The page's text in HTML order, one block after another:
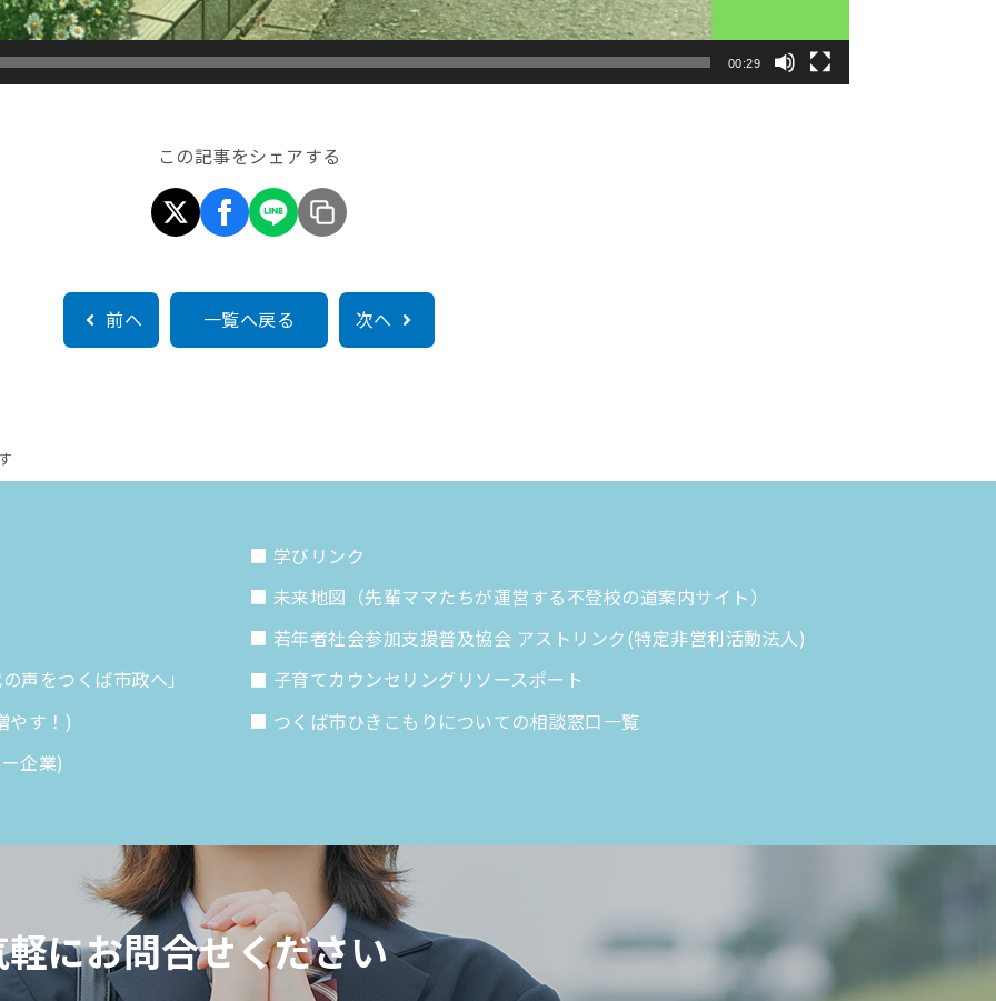
00:29
この記事をシェアする
前へ 一覧へ戻る 次へ
学びリンク
未来地図（先輩ママたちが運営する不登校の道案内サイト）
若年者社会参加支援普及協会 アストリンク(特定非営利活動法人)
声をつくば市政へ」
子育てカウンセリングリソースポート
やす！)
つくば市ひきこもりについての相談窓口一覧
企業)
にお問合せください